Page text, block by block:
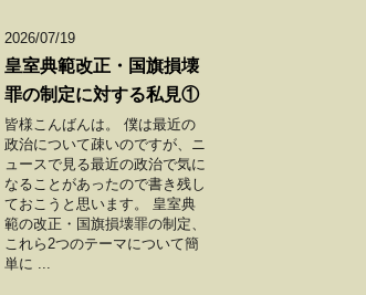
2026/07/19
皇室典範改正・国旗損壊
罪の制定に対する私見①
皆様こんばんは。 僕は最近の
政治について疎いのですが、ニ
ュースで見る最近の政治で気に
なることがあったので書き残し
ておこうと思います。 皇室典
範の改正・国旗損壊罪の制定、
これら2つのテーマについて簡
単に ...